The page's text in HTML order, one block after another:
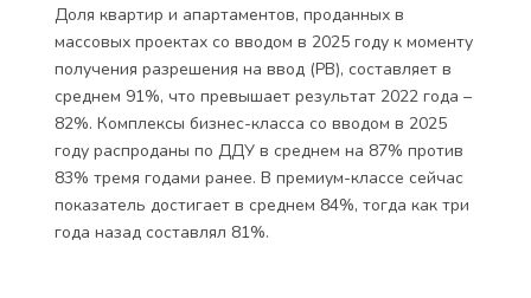
Доля квартир и апартаментов, проданных в
массовых проектах со вводом в 2025 году к моменту
получения разрешения на ввод (РВ), составляет в
среднем 91%, что превышает результат 2022 года –
82%. Комплексы бизнес-класса со вводом в 2025
году распроданы по ДДУ в среднем на 87% против
83% тремя годами ранее. В премиум-классе сейчас
показатель достигает в среднем 84%, тогда как три
года назад составлял 81%.